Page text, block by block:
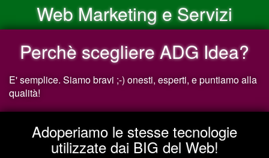
Web Marketing e Servizi
Perchè scegliere ADG Idea?
E' semplice. Siamo bravi ;-) onesti, esperti, e puntiamo alla
qualità!
Adoperiamo le stesse tecnologie
utilizzate dai BIG del Web!